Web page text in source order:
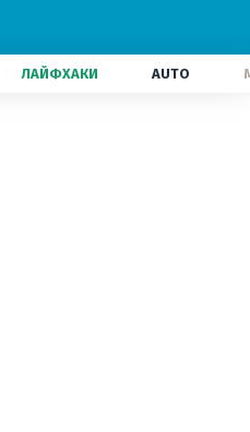
ЛАЙФХАКИ AUTO